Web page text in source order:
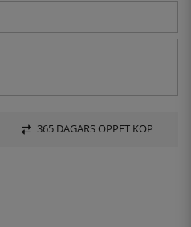
365 DAGARS ÖPPET KÖP